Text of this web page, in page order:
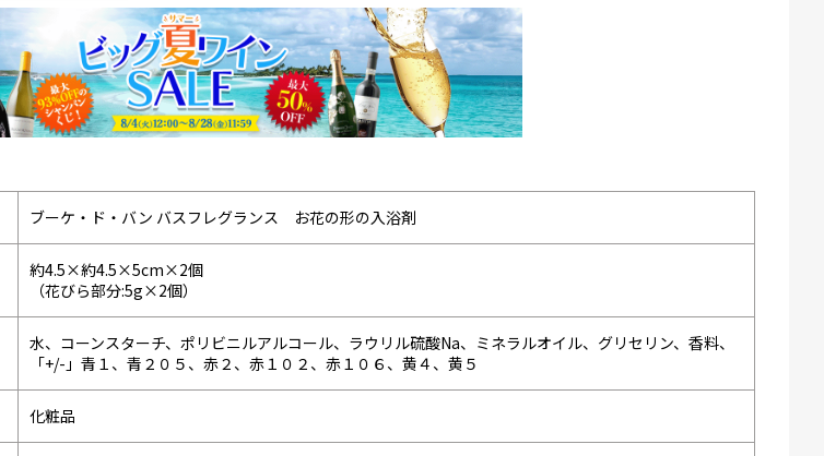
ブーケ・ド・バン バスフレグランス お花の形の入浴剤
約4.5×約4.5×5cm×2個
（花びら部分:5g×2個）
水、コーンスターチ、ポリビニルアルコール、ラウリル硫酸Na、ミネラルオイル、グリセリン、香料、
「+/-」青１、青２０５、赤２、赤１０２、赤１０６、黄４、黄５
化粧品